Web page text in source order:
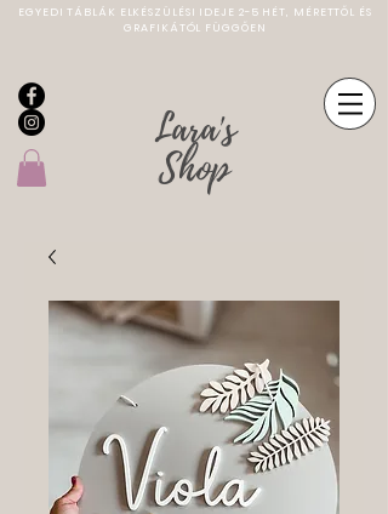
EGYEDI TÁBLÁK ELKÉSZÜLÉSI IDEJE 2-5 HÉT, MÉRETTŐL ÉS
GRAFIKÁTÓL FÜGGŐEN
Lara's
Shop